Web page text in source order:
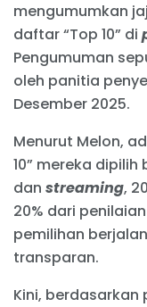
mengumumkan
daftar “Top 10” di
Pengumuman
oleh panitia
Desember 2025.
Menurut Melon,
10” mereka
dan streaming,
20% dari
pemilihan
transparan.
Kini, berdasarkan